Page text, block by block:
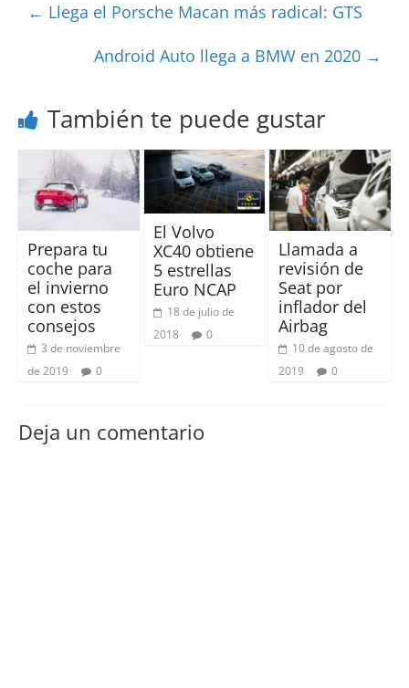
← Llega el Porsche Macan más radical: GTS
Android Auto llega a BMW en 2020 →
También te puede gustar
Prepara tu
coche para
el invierno
con estos
consejos
3 de noviembre
de 2019
0
El Volvo
XC40 obtiene
5 estrellas
Euro NCAP
18 de julio de
2018
0
Llamada a
revisión de
Seat por
inflador del
Airbag
10 de agosto de
2019
0
Deja un comentario